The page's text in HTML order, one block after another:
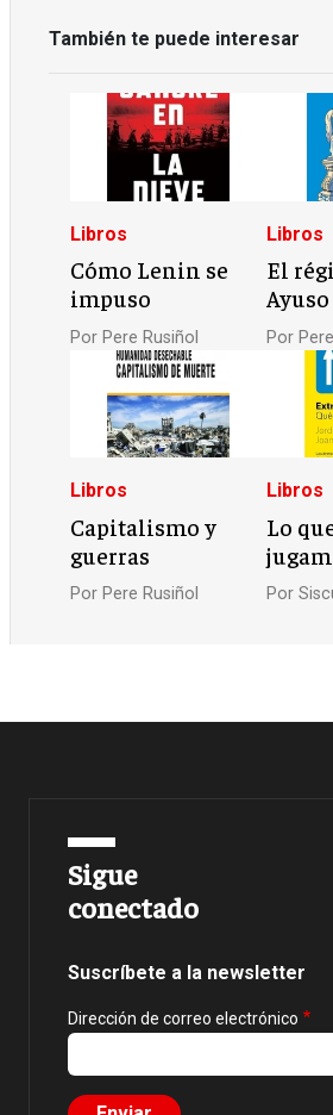
También te puede interesar
Libros
Cómo Lenin se
impuso
Por Pere Rusiñol
Libros
El
Ayuso
Por
Libros
Capitalismo y
guerras
Por Pere Rusiñol
Libros
Lo
Por
Sigue
conectado
Suscríbete a la newsletter
Dirección de correo electrónico